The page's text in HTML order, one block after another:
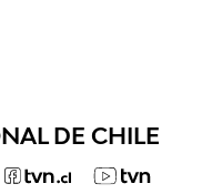
DE CHILE